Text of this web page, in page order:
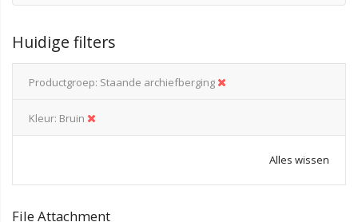
Huidige filters
Productgroep Staande archiefberging
Kleur Bruin
Alles wissen
File Attachment